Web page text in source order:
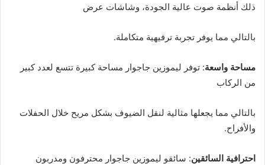
ذلك أنظمة صوت عالية الجودة، وشاشات عرض
بالتالي مما يوفر تجربة ترفيهية متكاملة.
مساحة واسعة: توفر ليموزين جاجوار مساحة كبيرة تتسع لعدد كبير
من الركاب
بالتالي مما يجعلها مثالية لنقل الضيوف بشكل مريح خلال الحفلات
والأفراح.
احترافية السائقين: سائقو ليموزين جاجوار محترفون ومدربون